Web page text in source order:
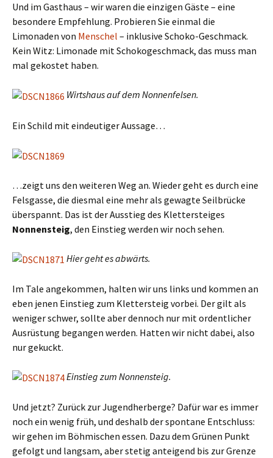
Und im Gasthaus – wir waren die einzigen Gäste – eine
besondere Empfehlung. Probieren Sie einmal die
Limonaden von Menschel – inklusive Schoko-Geschmack.
Kein Witz: Limonade mit Schokogeschmack, das muss man
mal gekostet haben.
Wirtshaus auf dem Nonnenfelsen.
Ein Schild mit eindeutiger Aussage…
…zeigt uns den weiteren Weg an. Wieder geht es durch eine
Felsgasse, die diesmal eine mehr als gewagte Seilbrücke
überspannt. Das ist der Ausstieg des Klettersteiges
Nonnensteig, den Einstieg werden wir noch sehen.
Hier geht es abwärts.
Im Tale angekommen, halten wir uns links und kommen an
eben jenen Einstieg zum Klettersteig vorbei. Der gilt als
weniger schwer, sollte aber dennoch nur mit ordentlicher
Ausrüstung begangen werden. Hatten wir nicht dabei, also
nur gekuckt.
Einstieg zum Nonnensteig.
Und jetzt? Zurück zur Jugendherberge? Dafür war es immer
noch ein wenig früh, und deshalb der spontane Entschluss:
wir gehen im Böhmischen essen. Dazu dem Grünen Punkt
gefolgt und langsam, aber stetig anteigend bis zur Grenze